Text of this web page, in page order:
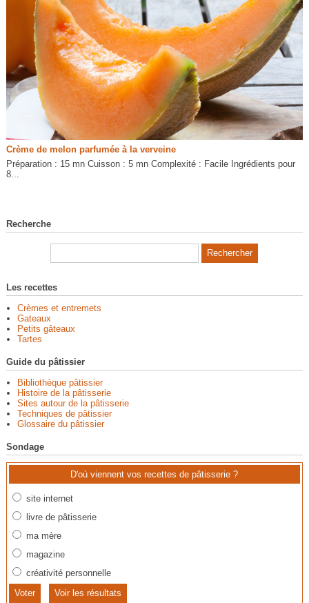
Crème de melon parfumée à la verveine
Préparation : 15 mn Cuisson : 5 mn Complexité : Facile Ingrédients pour
8...
Recherche
Les recettes
Crèmes et entremets
Gateaux
Petits gâteaux
Tartes
Guide du pâtissier
Bibliothèque pâtissier
Histoire de la pâtisserie
Sites autour de la pâtisserie
Techniques de pâtissier
Glossaire du pâtissier
Sondage
D'où viennent vos recettes de pâtisserie ?
site internet
livre de pâtisserie
ma mère
magazine
créativité personnelle
Voir les résultats